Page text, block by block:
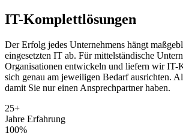
IT-Komplettlösungen
Der Erfolg jedes Unternehmens hängt
eingesetzten IT ab. Für mittelständische
Organisationen entwickeln und liefern wir IT-
sich genau am jeweiligen Bedarf ausrichten.
damit Sie nur einen Ansprechpartner haben.
25+
Jahre Erfahrung
100%